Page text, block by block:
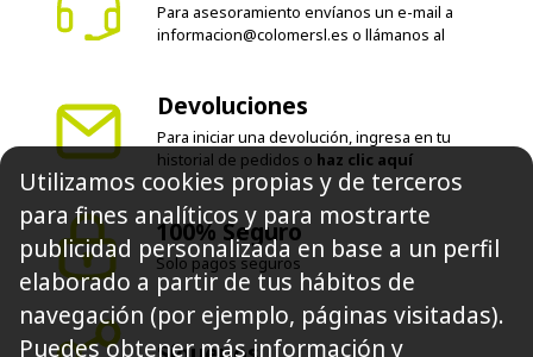
Para asesoramiento envíanos un e-mail a
informacion@colomersl.es o llámanos al
Devoluciones
Para iniciar una devolución, ingresa en tu
historial de pedidos o haz clic aquí
100% Seguro
Solo pagos seguros
Utilizamos cookies propias y de terceros
para fines analíticos y para mostrarte
publicidad personalizada en base a un perfil
elaborado a partir de tus hábitos de
navegación (por ejemplo, páginas visitadas).
Puedes obtener más información y